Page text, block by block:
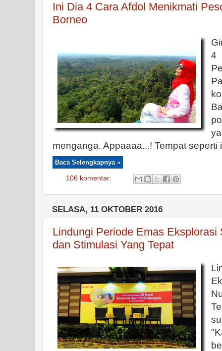
Ini Dia 4 Cara Afdol Menikmati
Borneo
4
menganga. Appaaaa...! Tempat seperti
Baca Selengkapnya »
106 komentar:
SELASA, 11 OKTOBER 2016
Lindungi Periode Emas
dan Stimulasi Yang Tepat